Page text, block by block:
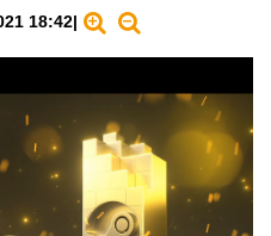
18:42|